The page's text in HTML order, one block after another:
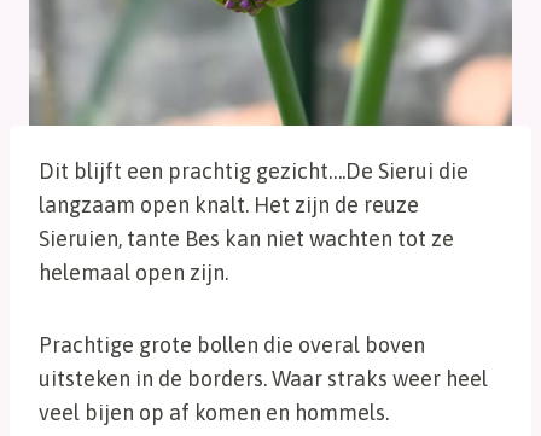
Dit blijft een prachtig gezicht….De Sierui die
langzaam open knalt. Het zijn de reuze
Sieruien, tante Bes kan niet wachten tot ze
helemaal open zijn.
Prachtige grote bollen die overal boven
uitsteken in de borders. Waar straks weer heel
veel bijen op af komen en hommels.